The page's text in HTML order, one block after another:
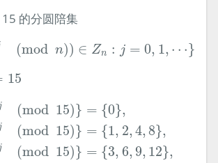
的分圆陪集
(mod n)) ∈ Zn : j = 0, 1, ⋯}
i j( mod ))∈Z n:j 1 ⋯}
15
(mod 15)} = {0},
(mod 15)} = {1, 2, 4, 8},
(mod 15)} = {3, 6, 9, 12},
15 }= {0},C {1⋅2